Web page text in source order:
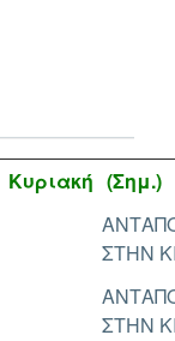
Κυριακή (Σημ.)
ΣΤΗΝ
ΣΤΗΝ